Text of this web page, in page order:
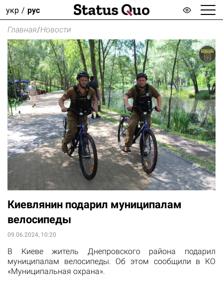
укр рус
Главная/Новости
Киевлянин подарил муниципалам
велосипеды
09.06.2024, 10:20
В Киеве житель Днепровского района подарил
муниципалам велосипеды. Об этом сообщили в КО
«Муниципальная охрана».